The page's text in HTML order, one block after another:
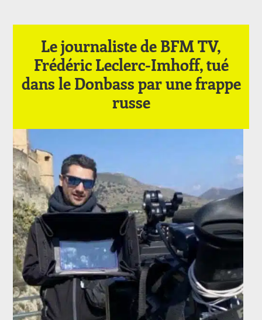
Le journaliste de BFM TV,
Frédéric Leclerc-Imhoff, tué
dans le Donbass par une frappe
russe